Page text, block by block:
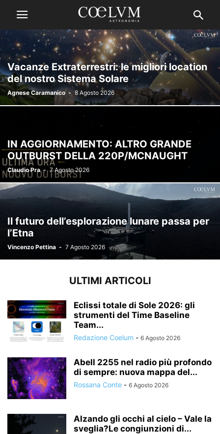
Vacanze Extraterrestri: le migliori location
del nostro Sistema Solare
Agnese Caramanico - 8 Agosto 2026
IN AGGIORNAMENTO: ALTRO GRANDE
OUTBURST DELLA 220P/MCNAUGHT
Claudio Pra - 7 Agosto 2026
Il futuro dell’esplorazione lunare passa per
l’Etna
Vincenzo Pettina - 7 Agosto 2026
ULTIMI ARTICOLI
Eclissi totale di Sole 2026: gli
strumenti del Time Baseline
Team...
Redazione Coelum - 6 Agosto 2026
Abell 2255 nel radio più profondo
di sempre: nuova mappa del...
Rossana Conte - 6 Agosto 2026
Alzando gli occhi al cielo – Vale la
sveglia?Le congiunzioni di...